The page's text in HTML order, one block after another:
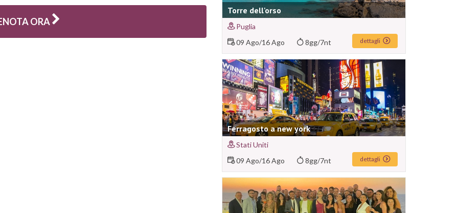
ORA
Torre dell'orso
Puglia
09 Ago/16 Ago 8gg/7nt dettagli
Ferragosto a new york
Stati Uniti
09 Ago/16 Ago 8gg/7nt dettagli